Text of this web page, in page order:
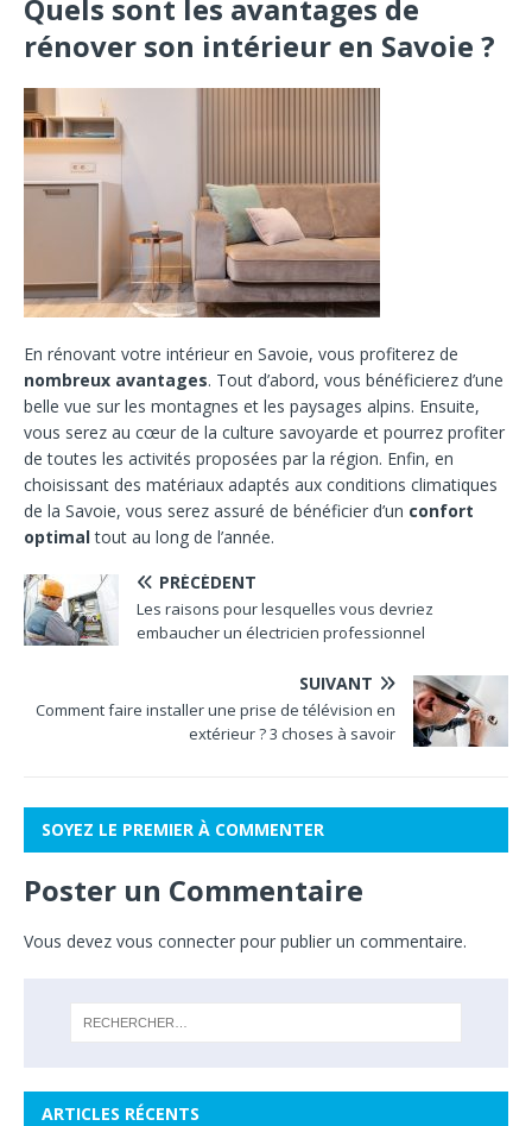
Quels sont les avantages de
rénover son intérieur en Savoie ?
En rénovant votre intérieur en Savoie, vous profiterez de
nombreux avantages. Tout d’abord, vous bénéficierez d’une
belle vue sur les montagnes et les paysages alpins. Ensuite,
vous serez au cœur de la culture savoyarde et pourrez profiter
de toutes les activités proposées par la région. Enfin, en
choisissant des matériaux adaptés aux conditions climatiques
de la Savoie, vous serez assuré de bénéficier d’un confort
optimaltout au long de l’année.
PRÉCÉDENT
Les raisons pour lesquelles vous devriez
embaucher un électricien professionnel
SUIVANT
Comment faire installer une prise de télévision en
extérieur ? 3 choses à savoir
SOYEZ LE PREMIER À COMMENTER
Poster un Commentaire
Vous devez vous connecter pour publier un commentaire.
ARTICLES RÉCENTS